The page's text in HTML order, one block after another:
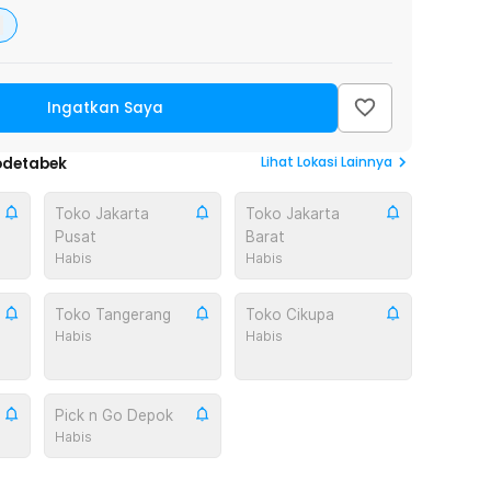
Ingatkan Saya
Lihat Lokasi Lainnya
Toko Jakarta
Pusat
Habis
Toko Jakarta
Barat
Habis
Toko Tangerang
Habis
Toko Cikupa
Habis
Pick n Go Depok
Habis